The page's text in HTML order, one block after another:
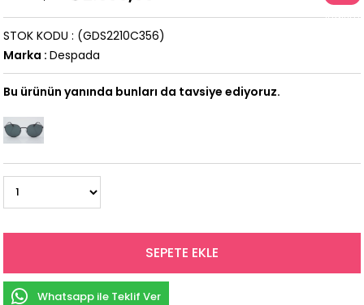
İndirim
(GDS2210C356)
STOK KODU
Marka : Despada
Bu ürünün yanında bunları da tavsiye ediyoruz.
Whatsapp ile Teklif Ver